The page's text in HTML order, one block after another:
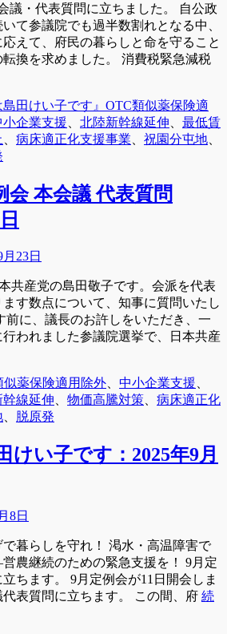
・代表質問に立ちました。 自公政
て参議院でも過半数割れとなる中、
えて、府民の暮らしと命を守ること
換を求めました。 消費税緊急減税
田けい子です』 タ
グ
OTC類似薬保険適
小企業支援 北陸新幹線延伸
最低賃
病床適正化支援事業 祝園分屯地
会 本会議 代表質問
23日
産党の島田敬子です。会派を代表
す数点について、知事に質問いたし
前に、議長のお許しをいただき、一
われました参議院選挙で、日本共産
似薬保険適用除外 中小企業支援
線延伸 物価高騰対策
病床適正化
脱原発
けい子です：2025年9月
8日
暮らしを守れ！ 渇水・高温障害で
農継続のための緊急支援を！ 9月定
ちます。 9月定例会が11日開会しま
表質問に立ちます。 この間、府 続